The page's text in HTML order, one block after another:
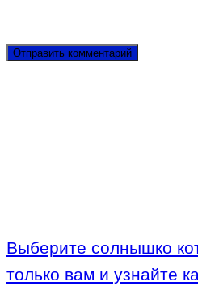
Выберите солнышко
только вам и узнайте